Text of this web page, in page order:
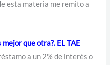
esta materia me remito a
mejor que otra?. EL TAE
a un 2% de interés o